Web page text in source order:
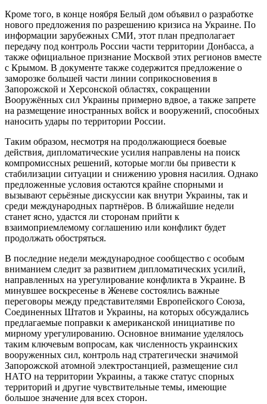
Кроме того, в конце ноября Белый дом объявил о разработке
нового предложения по разрешению кризиса на Украине. По
информации зарубежных СМИ, этот план предполагает
передачу под контроль России части территории Донбасса, а
также официальное признание Москвой этих регионов вместе
с Крымом. В документе также содержится предложение о
заморозке большей части линии соприкосновения в
Запорожской и Херсонской областях, сокращении
Вооружённых сил Украины примерно вдвое, а также запрете
на размещение иностранных войск и вооружений, способных
наносить удары по территории России.
Таким образом, несмотря на продолжающиеся боевые
действия, дипломатические усилия направлены на поиск
компромиссных решений, которые могли бы привести к
стабилизации ситуации и снижению уровня насилия. Однако
предложенные условия остаются крайне спорными и
вызывают серьёзные дискуссии как внутри Украины, так и
среди международных партнёров. В ближайшие недели
станет ясно, удастся ли сторонам прийти к
взаимоприемлемому соглашению или конфликт будет
продолжать обостряться.
В последние недели международное сообщество с особым
вниманием следит за развитием дипломатических усилий,
направленных на урегулирование конфликта в Украине. В
минувшее воскресенье в Женеве состоялись важные
переговоры между представителями Европейского Союза,
Соединенных Штатов и Украины, на которых обсуждались
предлагаемые поправки к американской инициативе по
мирному урегулированию. Основное внимание уделялось
таким ключевым вопросам, как численность украинских
вооруженных сил, контроль над стратегически значимой
Запорожской атомной электростанцией, размещение сил
НАТО на территории Украины, а также статус спорных
территорий и другие чувствительные темы, имеющие
большое значение для всех сторон.